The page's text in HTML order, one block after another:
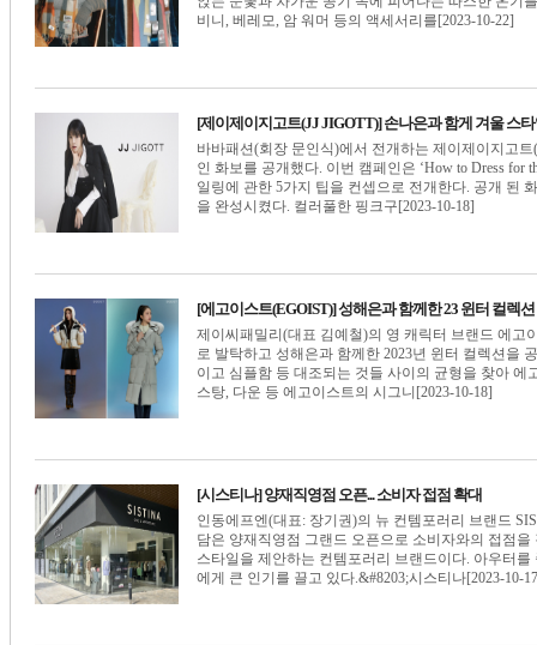
비니, 베레모, 암 워머 등의 액세서리를[2023-10-22]
[제이제이지고트(JJ JIGOTT)] 손나은과 함게 겨울 스
바바패션(회장 문인식)에서 전개하는 제이제이지고
인 화보를 공개했다. 이번 캠페인은 ‘How to Dress for
일링에 관한 5가지 팁을 컨셉으로 전개한다. 공개 된
을 완성시켰다. 컬러풀한 핑크구[2023-10-18]
[에고이스트(EGOIST)] 성해은과 함께한 23 윈터 컬렉
제이씨패밀리(대표 김예철)의 영 캐릭터 브랜드 에고
로 발탁하고 성해은과 함께한 2023년 윈터 컬렉션을
이고 심플함 등 대조되는 것들 사이의 균형을 찾아
스탕, 다운 등 에고이스트의 시그니[2023-10-18]
[시스티나] 양재직영점 오픈... 소비자 접점 확대
인동에프엔(대표: 장기권)의 뉴 컨템포러리 브랜드
담은 양재직영점 그랜드 오픈으로 소비자와의 접점
스타일을 제안하는 컨템포러리 브랜드이다. 아우터
에게 큰 인기를 끌고 있다.&#8203;시스티나[2023-10-